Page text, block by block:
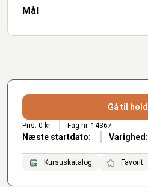
Mål
Gå til hold
Pris: 0 kr. Fag nr. 14367-
Næste startdato: Varighed:
Kursuskatalog Favorit